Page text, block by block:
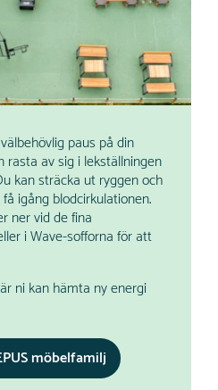
paus på din
rasta av sig i lekställningen
kan sträcka ut ryggen och
igång blodcirkulationen.
ner vid de fina
i Wave-sofforna för att
ni kan hämta ny energi
möbelfamilj